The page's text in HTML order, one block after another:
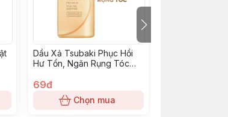
Dầu Xả Tsubaki Phục Hồi
Hư Tổn, Ngăn Rụng Tóc
490ml
69đ
Chọn mua